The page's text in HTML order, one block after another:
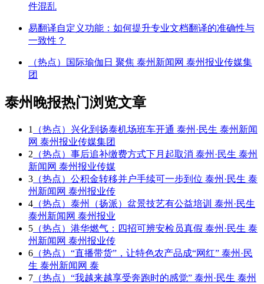
件混乱
易翻译自定义功能：如何提升专业文档翻译的准确性与
一致性？
（热点）国际瑜伽日 聚焦 泰州新闻网 泰州报业传媒集
团
泰州晚报热门浏览文章
1
（热点）兴化到扬泰机场班车开通 泰州·民生 泰州新闻
网 泰州报业传媒集团
2 （热点）事后追补缴费方式下月起取消 泰州·民生 泰州
新闻网 泰州报业传媒
3 （热点）公积金转移并户手续可一步到位 泰州·民生 泰
州新闻网 泰州报业传
4 （热点）泰州（扬派）盆景技艺有公益培训 泰州·民生
泰州新闻网 泰州报业
5 （热点）港华燃气：四招可辨安检员真假 泰州·民生 泰
州新闻网 泰州报业传
6 （热点）“直播带货”，让特色农产品成“网红” 泰州·民
生 泰州新闻网 泰
7 （热点）“我越来越享受奔跑时的感觉” 泰州·民生 泰州